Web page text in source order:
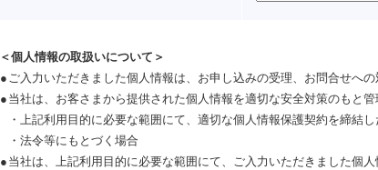
＜個人情報の取扱いについて＞
● ご入力いただきました個人情報は、お申し込みの受理、お問合せへ
● 当社は、お客さまから提供された個人情報を適切な安全対策のもと
・ 上記利用目的に必要な範囲にて、適切な個人情報保護契約を締結
・ 法令等にもとづく場合
● 当社は、上記利用目的に必要な範囲にて、ご入力いただきました個